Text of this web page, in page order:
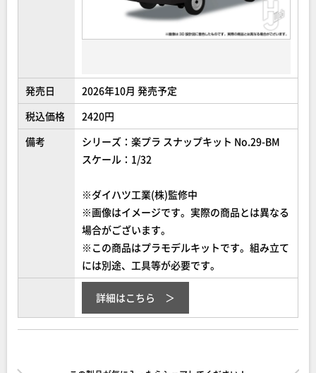
発売日
2026年10月 発売予定
税込価格
2420円
備考
シリーズ：楽プラ スナップキット No.29-BM
スケール：1/32
※ダイハツ工業(株)監修中
※画像はイメージです。実際の商品とは異なる
場合がございます。
※この商品はプラモデルキットです。組み立て
には別途、工具等が必要です。
詳細はこちら